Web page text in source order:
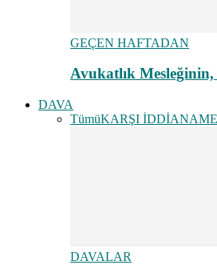
GEÇEN HAFTADAN
Avukatlık
DAVA
TümüKARŞI İDDİANAME
DAVALAR